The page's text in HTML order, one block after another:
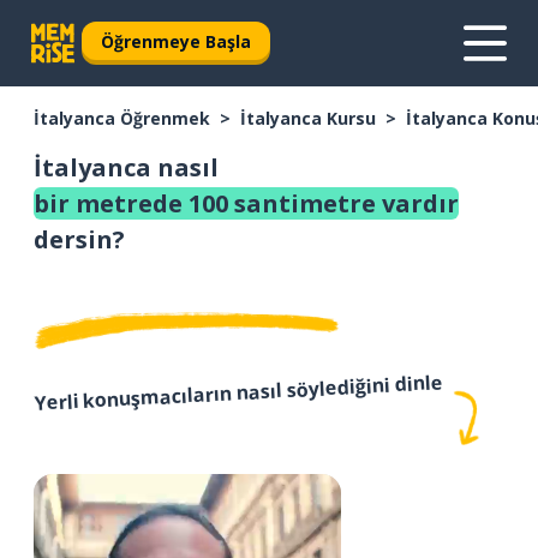
Öğrenmeye Başla
İtalyanca Öğrenmek İtalyanca Kursu İtalyanca
İtalyanca nasıl
bir metrede 100 santimetre vardır
dersin?
Yerli konuşmacıların nasıl söylediğini dinle